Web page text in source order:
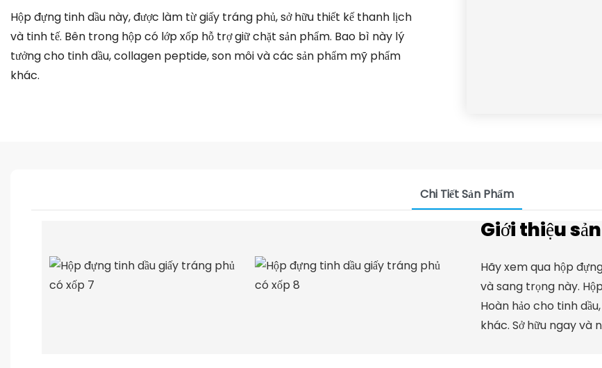
Hộp đựng tinh dầu này, được làm từ giấy tráng phủ, sở hữu thiết kế thanh lịch
và tinh tế. Bên trong hộp có lớp xốp hỗ trợ giữ chặt sản phẩm. Bao bì này lý
tưởng cho tinh dầu, collagen peptide, son môi và các sản phẩm mỹ phẩm
khác.
Chi Tiết Sản Phẩm
Giới thiệu
Hãy xem qua hộp
và sang trọng này.
Hoàn hảo cho tinh
khác. Sở hữu ngay và